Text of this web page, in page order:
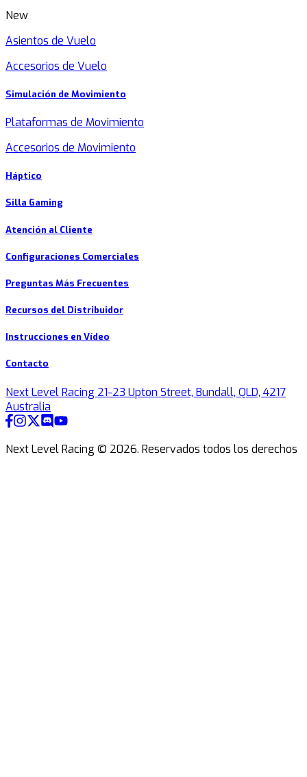
New
Asientos de Vuelo
Accesorios de Vuelo
Simulación de Movimiento
Plataformas de Movimiento
Accesorios de Movimiento
Háptico
Silla Gaming
Atención al Cliente
Configuraciones Comerciales
Preguntas Más Frecuentes
Recursos del Distribuidor
Instrucciones en Vídeo
Contacto
Next Level Racing 21-23 Upton Street, Bundall, QLD, 4217
Australia
Next Level Racing © 2026. Reservados todos los derechos